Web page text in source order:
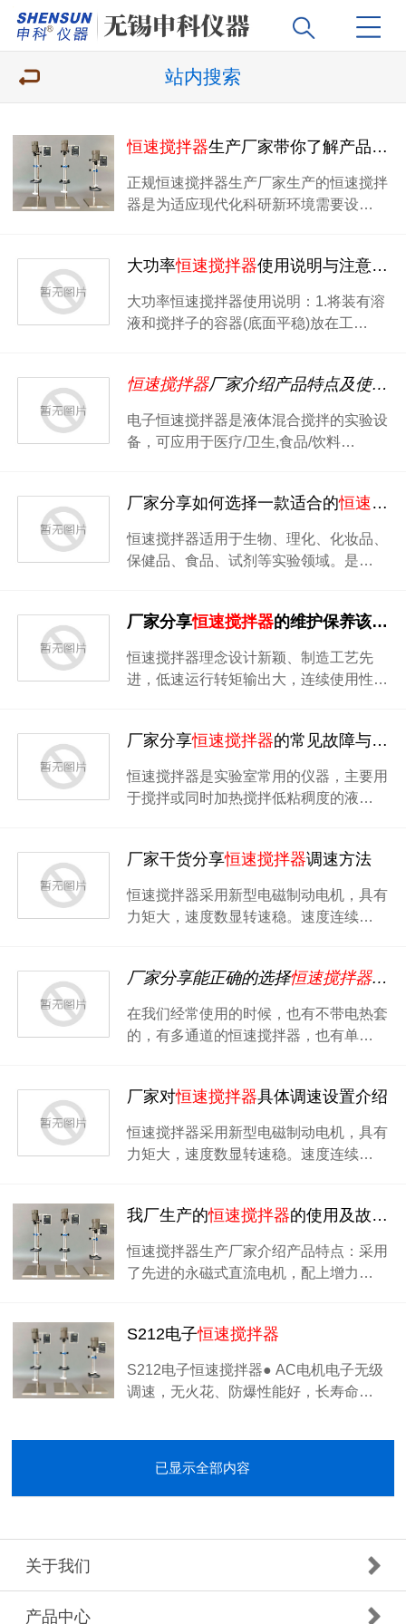
站内搜索
恒速搅拌器生产厂家带你了解产品的使用方法和注意事项
正规恒速搅拌器生产厂家生产的恒速搅拌
器是为适应现代化科研新环境需要设…
大功率恒速搅拌器使用说明与注意事项
大功率恒速搅拌器使用说明：1.将装有溶
液和搅拌子的容器(底面平稳)放在工…
恒速搅拌器厂家介绍产品特点及使用注意事项
电子恒速搅拌器是液体混合搅拌的实验设
备，可应用于医疗/卫生,食品/饮料…
厂家分享如何选择一款适合的恒速搅拌器
恒速搅拌器适用于生物、理化、化妆品、
保健品、食品、试剂等实验领域。是…
厂家分享恒速搅拌器的维护保养该怎么做
恒速搅拌器理念设计新颖、制造工艺先
进，低速运行转矩输出大，连续使用性…
厂家分享恒速搅拌器的常见故障与解决方法
恒速搅拌器是实验室常用的仪器，主要用
于搅拌或同时加热搅拌低粘稠度的液…
厂家干货分享恒速搅拌器调速方法
恒速搅拌器采用新型电磁制动电机，具有
力矩大，速度数显转速稳。速度连续…
厂家分享能正确的选择恒速搅拌器的
在我们经常使用的时候，也有不带电热套
的，有多通道的恒速搅拌器，也有单…
厂家对恒速搅拌器具体调速设置介绍
恒速搅拌器采用新型电磁制动电机，具有
力矩大，速度数显转速稳。速度连续…
我厂生产的恒速搅拌器的使用及故障处理说明
恒速搅拌器生产厂家介绍产品特点：采用
了先进的永磁式直流电机，配上增力…
S212电子恒速搅拌器
S212电子恒速搅拌器● AC电机电子无级
调速，无火花、防爆性能好，长寿命…
已显示全部内容
关于我们
产品中心